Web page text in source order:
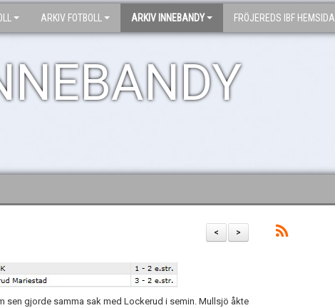
ARKIV FOTBOLL ARKIV INNEBANDY FRÖJEREDS IBF HEMSIDA
>
<
sen gjorde samma sak med Lockerud i semin. Mullsjö åkte